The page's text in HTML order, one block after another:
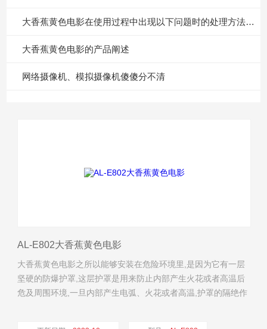
大香蕉黄色电影在使用过程中出现以下问题时的处理方法分享
大香蕉黄色电影的产品阐述
网络摄像机、模拟摄像机傻傻分不清
AL-E802大香蕉黄色电影
大香蕉黄色电影之所以能够安装在危险环境里,是因为它有一层
坚硬的防爆护罩,这层护罩是用来防止内部产生火花或者高温后
危及周围环境,一旦内部产生电弧、火花或者高温,护罩的隔绝作